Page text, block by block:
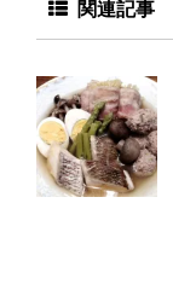
関連記事